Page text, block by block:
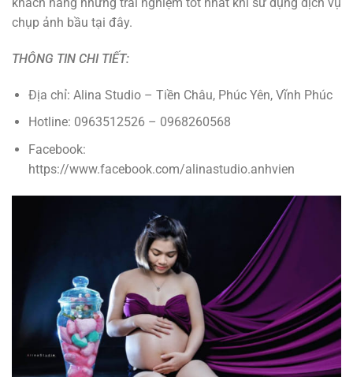
chụp ảnh bầu tại đây.
THÔNG TIN CHI TIẾT:
Địa chỉ: Alina Studio – Tiền Châu, Phúc Yên, Vĩnh Phúc
Hotline: 0963512526 – 0968260568
Facebook:
https://www.facebook.com/alinastudio.anhvien